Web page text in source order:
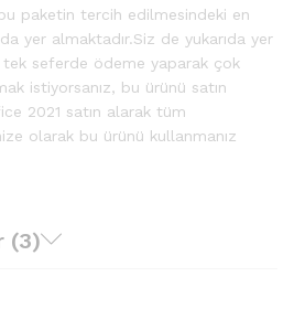
paketin tercih edilmesindeki en
yer almaktadır.Siz de yukarıda yer
seferde ödeme yaparak çok
istiyorsanız, bu ürünü satın
2021 satın alarak tüm
olarak bu ürünü kullanmanız
(3)